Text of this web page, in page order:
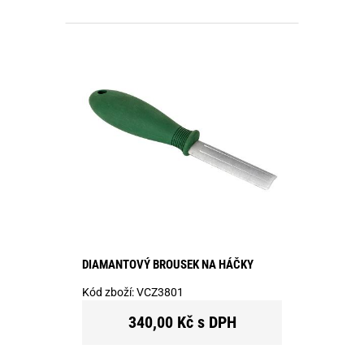
DIAMANTOVÝ BROUSEK NA HÁČKY
Kód zboží:VCZ3801
340,00 Kč s DPH